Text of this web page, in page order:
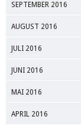
SEPTEMBER 2016
AUGUST 2016
JULI 2016
JUNI 2016
MAI 2016
APRIL 2016